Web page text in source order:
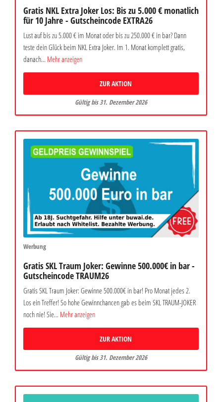
Gratis NKL Extra Joker Los: Bis zu 5.000 € monatlich
für 10 Jahre - Gutscheincode EXTRA26
Lust auf bis zu 5.000 € im Monat oder bis zu 250.000 € in bar? Dann
teste dein Glück beim NKL Extra Joker. Im 1. Monat komplett gratis,
danach... Mehr anzeigen
ZUR AKTION
Gültig bis 31. Dezember 2026
Werbung
Gratis SKL Traum Joker: Gewinne 500.000€ in bar -
Gutscheincode TRAUM26
Gratis SKL Traum Joker: Gewinne 500.000€ in bar! Pro Monat jedes 2.
Los ein Treffer! So hohe Gewinnchancen gab es beim SKL TRAUM-JOKER
noch nie! Sie... Mehr anzeigen
ZUR AKTION
Gültig bis 31. Dezember 2026